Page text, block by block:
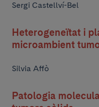
Sergi Castellví-Bel
Heterogeneïtat i
microambient
Silvia Affò
Patologia